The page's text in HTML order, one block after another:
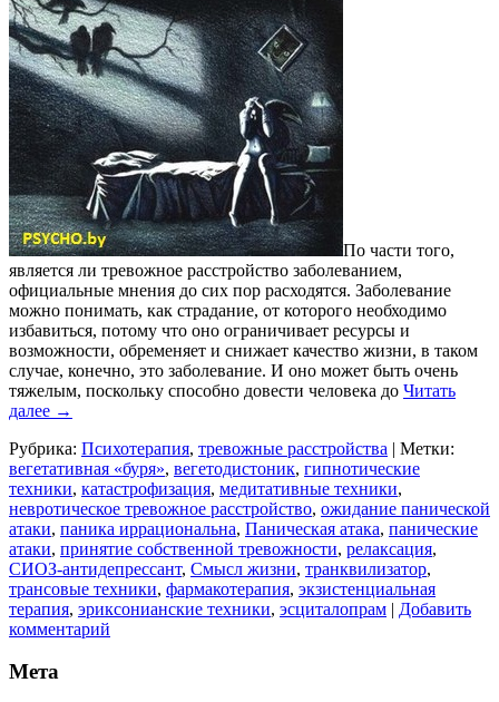
По части того,
является ли тревожное расстройство заболеванием,
официальные мнения до сих пор расходятся. Заболевание
можно понимать, как страдание, от которого необходимо
избавиться, потому что оно ограничивает ресурсы и
возможности, обременяет и снижает качество жизни, в таком
случае, конечно, это заболевание. И оно может быть очень
тяжелым, поскольку способно довести человека до Читать
далее →
Рубрика: Психотерапия, тревожные расстройства | Метки:
вегетативная «буря», вегетодистоник, гипнотические
техники, катастрофизация, медитативные техники,
невротическое тревожное расстройство, ожидание панической
атаки, паника иррациональна, Паническая атака, панические
атаки, принятие собственной тревожности, релаксация,
СИОЗ-антидепрессант, Смысл жизни, транквилизатор,
трансовые техники, фармакотерапия, экзистенциальная
терапия, эриксонианские техники, эсциталопрам | Добавить
комментарий
Мета